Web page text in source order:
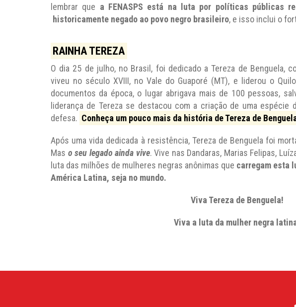
lembrar que a FENASPS está na luta por políticas públicas
historicamente negado ao povo negro brasileiro, e isso inclui o
RAINHA TEREZA
O dia 25 de julho, no Brasil, foi dedicado a Tereza de Benguela,
viveu no século XVIII, no Vale do Guaporé (MT), e liderou o
documentos da época, o lugar abrigava mais de 100 pessoas,
liderança de Tereza se destacou com a criação de uma espécie
defesa. Conheça um pouco mais da história de Tereza de
Após uma vida dedicada à resistência, Tereza de Benguela foi
Mas o seu legado ainda vive. Vive nas Dandaras, Marias Felipas,
luta das milhões de mulheres negras anônimas que carregam esta
América Latina, seja no mundo.
Viva Tereza de Benguela!
Viva a luta da mulher negra